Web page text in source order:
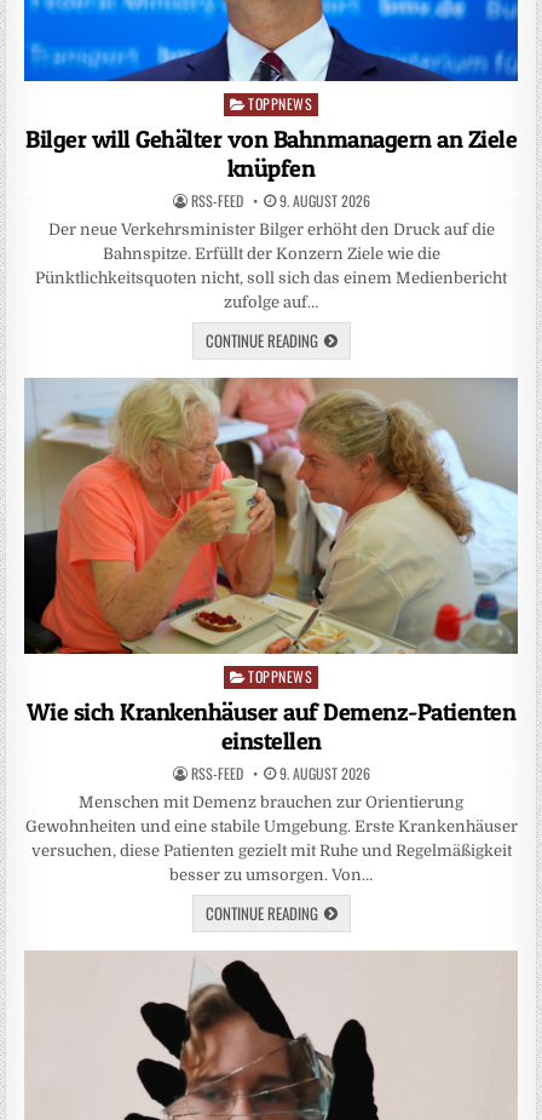
Posted
TOPPNEWS
Bilger will Gehälter von Bahnmanagern an Ziele
knüpfen
RSS-FEED 9. AUGUST 2026
Der neue Verkehrsminister Bilger erhöht den Druck auf die
Bahnspitze. Erfüllt der Konzern Ziele wie die
Pünktlichkeitsquoten nicht, soll sich das einem Medienbericht
zufolge auf…
CONTINUE READING
Posted
in
TOPPNEWS
Wie sich Krankenhäuser auf Demenz-Patienten
einstellen
RSS-FEED 9. AUGUST 2026
Menschen mit Demenz brauchen zur Orientierung
Gewohnheiten und eine stabile Umgebung. Erste Krankenhäuser
versuchen, diese Patienten gezielt mit Ruhe und Regelmäßigkeit
besser zu umsorgen. Von…
CONTINUE READING